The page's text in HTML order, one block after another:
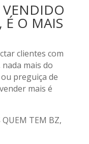
É O MAIS
clientes com
nada mais do
preguiça de
mais é
QUEM TEM BZ,